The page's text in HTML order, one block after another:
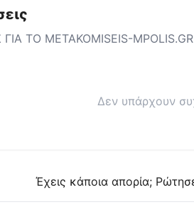
ΤΟ METAKOMISEIS-MPOLIS.GR
Δεν υπάρχουν
Έχεις κάποια απορία;